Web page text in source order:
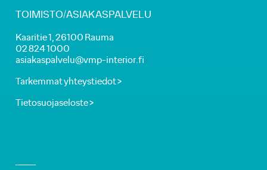
TOIMISTO/ASIAKASPALVELU
Kaaritie 1, 26100 Rauma
02 824 1000
asiakaspalvelu@vmp-interior.fi
Tarkemmat yhteystiedot >
Tietosuojaseloste >